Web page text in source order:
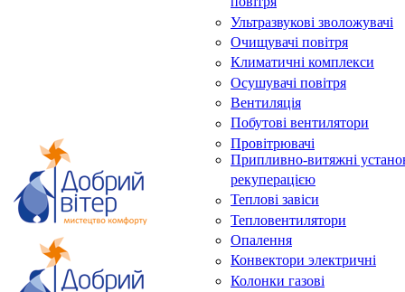
Ультразвукові зволожувачі
Очищувачі повітря
Климатичні комплекси
Осушувачі повітря
Вентиляція
Побутові вентилятори
Провітрювачі
Припливно-витяжні
рекуперацією
Теплові завіси
Тепловентилятори
Опалення
Конвектори электричні
Колонки газові